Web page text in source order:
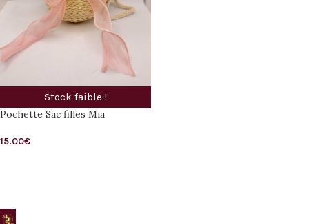
Stock faible !
Pochette Sac filles Mia
15.00€